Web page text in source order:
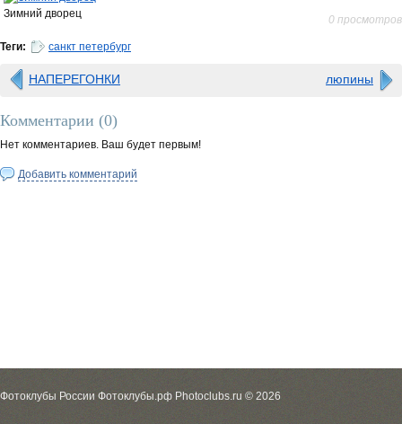
Зимний дворец 0 просмотров
Теги: санкт петербург
НАПЕРЕГОНКИ люпины
Комментарии (0)
Нет комментариев. Ваш будет первым!
Добавить комментарий
Фотоклубы России Фотоклубы.рф Photoclubs.ru © 2026